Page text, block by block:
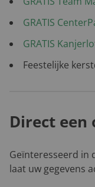
GRATIS
GRATIS
Feestelijke
Direct een
Geïnteresseerd in
laat uw gegevens